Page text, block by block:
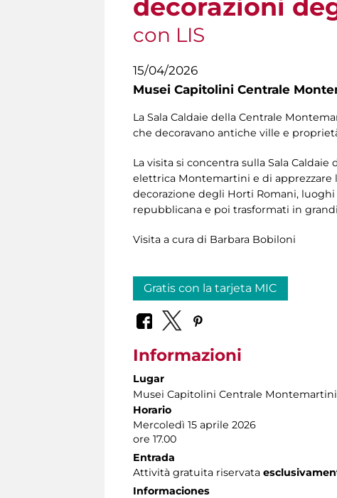
decorazioni
con LIS
15/04/2026
Musei Capitolini Centrale
La Sala Caldaie della Centrale
che decoravano antiche ville e
La visita si concentra sulla Sala
elettrica Montemartini e di apprezzare
decorazione degli Horti Romani,
repubblicana e poi trasformati in
Visita a cura di Barbara Bobiloni
Gratis con la tarjeta MIC
Informazioni
Lugar
Musei Capitolini Centrale Montemartini
Horario
Mercoledì 15 aprile 2026
ore 17.00
Entrada
Attività gratuita riservata
Informaciones